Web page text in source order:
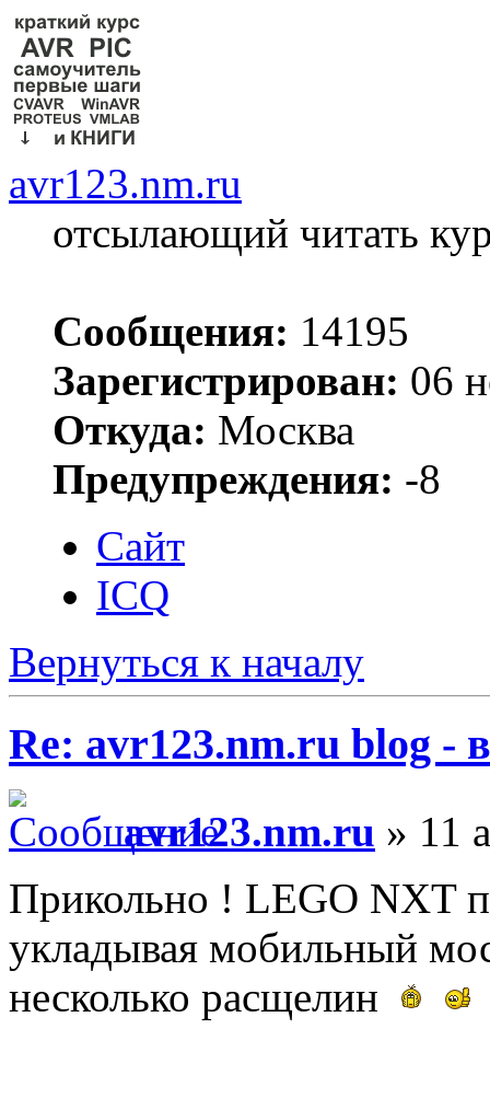
avr123.nm.ru
отсылающий читать
Сообщения: 14195
Зарегистрирован: 06
Откуда: Москва
Предупреждения: -8
Сайт
ICQ
Вернуться к началу
Re: avr123.nm.ru blog -
avr123.nm.ru » 11
Прикольно ! LEGO NXT
укладывая мобильный
несколько расщелин